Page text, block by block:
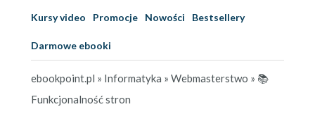
Kursy video Promocje Nowości Bestsellery
Darmowe ebooki
ebookpoint.pl » Informatyka » Webmasterstwo » 📚
Funkcjonalność stron